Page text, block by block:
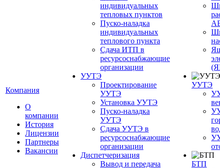
Компания
О
компании
История
Лицензии
Партнеры
Вакансии
индивидуальных
тепловых пунктов
Пуско-наладка
индивидуальных
теплового пункта
Сдача ИТП в
ресурсоснабжающие
организации
УУТЭ
Проектирование
УУТЭ
Установка УУТЭ
Пуско-наладка
УУТЭ
Сдача УУТЭ в
ресурсоснабжающие
организации
Диспетчеризация
Вывод и передача
УУТЭ
БТП